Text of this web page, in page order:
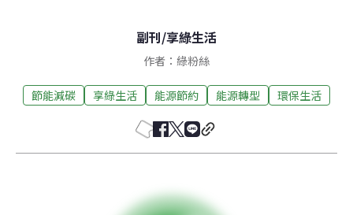
副刊/享綠生活
作者：綠粉絲
節能減碳 享綠生活 能源節約 能源轉型 環保生活